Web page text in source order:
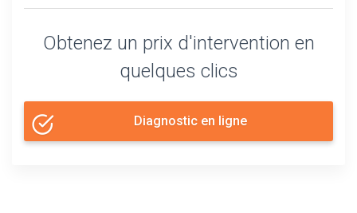
Obtenez un prix d'intervention en
quelques clics
Diagnostic en ligne